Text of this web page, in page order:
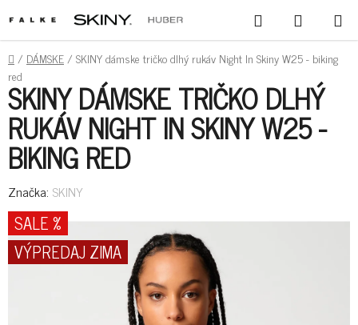
NA
OBSAH
HĽADAŤ
KOŠÍK
DOMOV
/ DÁMSKE/ SKINY dámske tričko dlhý rukáv Night In Skiny W25 - biking
red
SKINY DÁMSKE TRIČKO DLHÝ
RUKÁV NIGHT IN SKINY W25 -
BIKING RED
Značka: SKINY
SALE %
VÝPREDAJ ZIMA